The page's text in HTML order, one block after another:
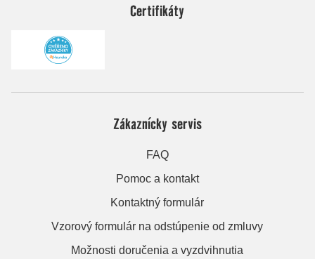
Certifikáty
Zákaznícky servis
FAQ
Pomoc a kontakt
Kontaktný formulár
Vzorový formulár na odstúpenie od zmluvy
Možnosti doručenia a vyzdvihnutia